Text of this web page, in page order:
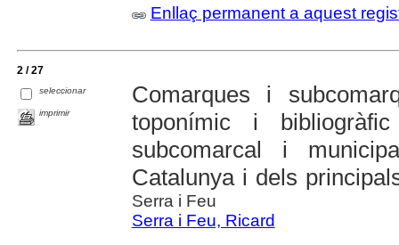
Enllaç permanent a aquest
2 / 27
seleccionar
imprimir
Comarques i
toponímic i
subcomarcal i
Catalunya i dels
Serra i Feu
Serra i Feu, Ricard